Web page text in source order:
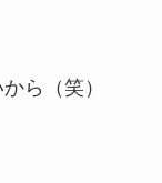
ら（笑）